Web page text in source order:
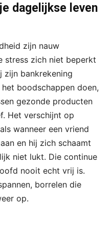
dagelijkse leven
zijn nauw
stress zich niet beperkt
zijn bankrekening
boodschappen doen,
gezonde producten
Het verschijnt op
wanneer een vriend
en hij zich schaamt
niet lukt. Die continue
nooit echt vrij is.
borrelen die
op.